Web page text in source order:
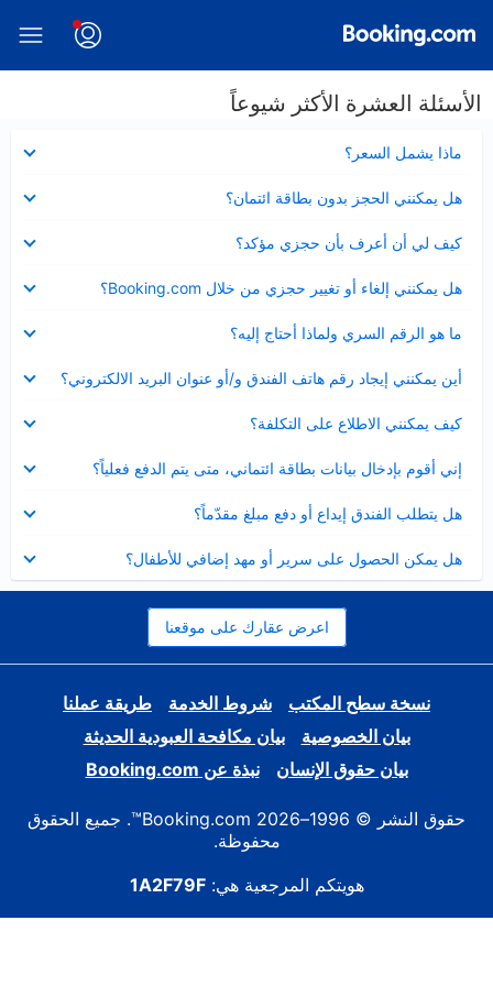
الأسئلة العشرة الأكثر شيوعاً
ماذا يشمل السعر؟
مصغر
هل يمكنني الحجز بدون بطاقة ائتمان؟
مصغر
كيف لي أن أعرف بأن حجزي مؤكد؟
مصغر
هل يمكنني إلغاء أو تغيير حجزي من خلال Booking.com؟
مصغر
ما هو الرقم السري ولماذا أحتاج إليه؟
مصغر
أين يمكنني إيجاد رقم هاتف الفندق و/أو عنوان البريد الالكتروني؟
عرض
مصغر
كيف يمكنني الاطلاع على التكلفة؟
مصغر
إني أقوم بإدخال بيانات بطاقة ائتماني، متى يتم الدفع فعلياً؟
مصغر
هل يتطلب الفندق إيداع أو دفع مبلغ مقدّماً؟
مصغر
هل يمكن الحصول على سرير أو مهد إضافي للأطفال؟
مصغر
اعرض عقارك على موقعنا
نسخة سطح المكتب شروط الخدمة
طريقة عملنا
بيان الخصوصية
بيان مكافحة العبودية الحديثة
بيان حقوق الإنسان
نبذة عن Booking.com
حقوق النشر © 1996–2026 Booking.com™. جميع الحقوق
محفوظة.
هويتكم المرجعية هي:1A2F79F